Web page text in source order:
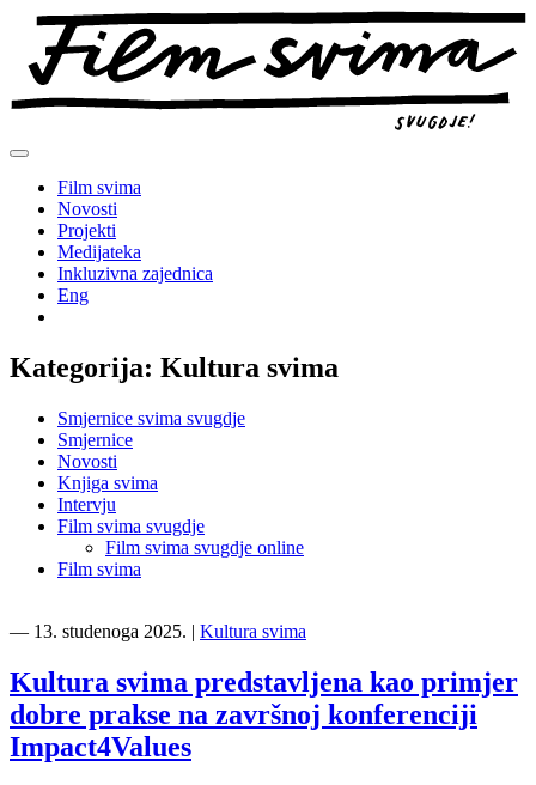
Preskoči
sadržaj
Film svima
Novosti
Projekti
Medijateka
Inkluzivna zajednica
Eng
Kategorija: Kultura svima
Smjernice svima svugdje
Smjernice
Novosti
Knjiga svima
Intervju
Film svima svugdje
Film svima svugdje online
Film svima
― 13. studenoga 2025. | Kultura svima
Kultura svima predstavljena kao primjer
dobre prakse na završnoj konferenciji
Impact4Values